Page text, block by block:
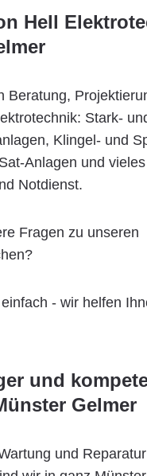
Hell
Beratung,
Stark-
Klingel- und
Anlagen und
Notdienst.
Fragen zu unseren
- wir helfen
und
Gelmer
und